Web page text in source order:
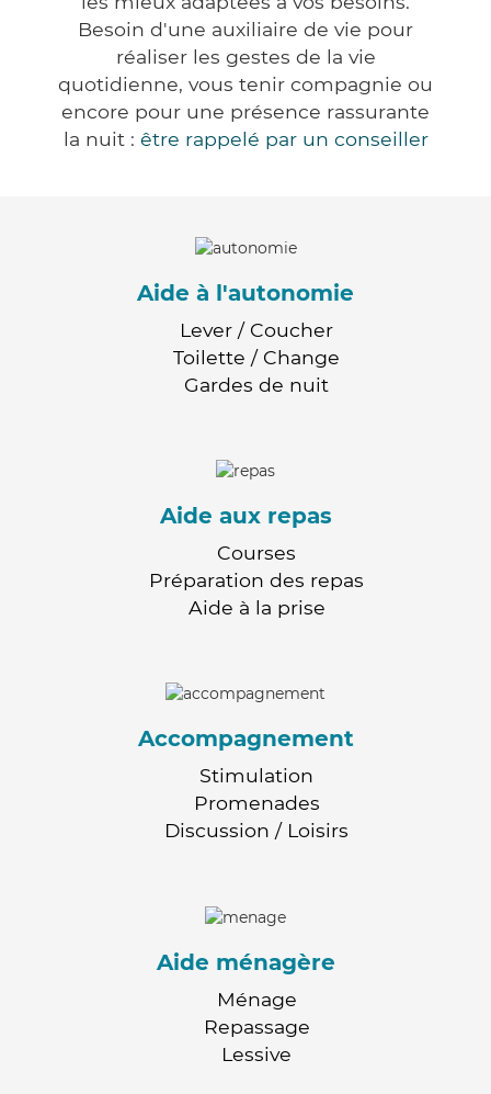
Besoin d'une auxiliaire de vie pour
réaliser les gestes de la vie
quotidienne, vous tenir compagnie ou
encore pour une présence rassurante
la nuit : être rappelé par un conseiller
Aide à l'autonomie
Lever / Coucher
Toilette / Change
Gardes de nuit
Aide aux repas
Courses
Préparation des repas
Aide à la prise
Accompagnement
Stimulation
Promenades
Discussion / Loisirs
Aide ménagère
Ménage
Repassage
Lessive